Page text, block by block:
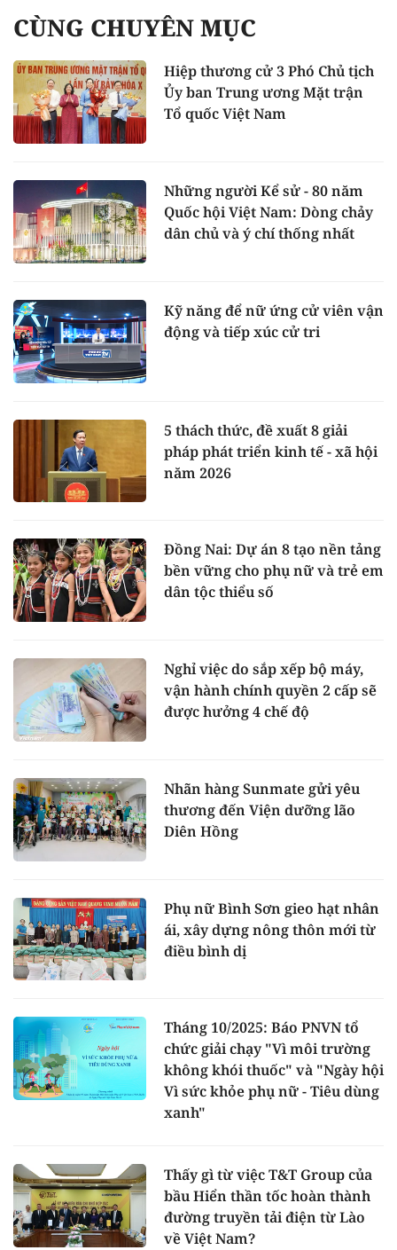
CÙNG CHUYÊN MỤC
Hiệp thương cử 3 Phó Chủ tịch
Ủy ban Trung ương Mặt trận
Tổ quốc Việt Nam
Những người Kể sử - 80 năm
Quốc hội Việt Nam: Dòng chảy
dân chủ và ý chí thống nhất
Kỹ năng để nữ ứng cử viên vận
động và tiếp xúc cử tri
5 thách thức, đề xuất 8 giải
pháp phát triển kinh tế - xã hội
năm 2026
Đồng Nai: Dự án 8 tạo nền tảng
bền vững cho phụ nữ và trẻ em
dân tộc thiểu số
Nghỉ việc do sắp xếp bộ máy,
vận hành chính quyền 2 cấp sẽ
được hưởng 4 chế độ
Nhãn hàng Sunmate gửi yêu
thương đến Viện dưỡng lão
Diên Hồng
Phụ nữ Bình Sơn gieo hạt nhân
ái, xây dựng nông thôn mới từ
điều bình dị
Tháng 10/2025: Báo PNVN tổ
chức giải chạy "Vì môi trường
không khói thuốc" và "Ngày hội
Vì sức khỏe phụ nữ - Tiêu dùng
xanh"
Thấy gì từ việc T&T Group của
bầu Hiển thần tốc hoàn thành
đường truyền tải điện từ Lào
về Việt Nam?